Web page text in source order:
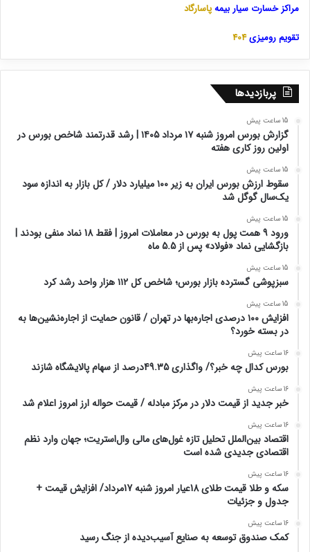
مراکز خسارت سیار بیمهپاسارگاد
تقویم رومیزی404
پربازدیدها
15 ساعت پیش
گزارش بورس امروز شنبه ۱۷ مرداد ۱۴۰۵ | رشد قدرتمند شاخص بورس در
اولین روز کاری هفته
15 ساعت پیش
سقوط ارزش بورس ایران به زیر ۱۰۰ میلیارد دلار / کل بازار به اندازه سود
یک‌سال گوگل شد
15 ساعت پیش
ورود 9 همت پول به بورس در معاملات امروز | فقط 18 نماد منفی بودند |
بازگشایی نماد «فولاد» پس از 5.5 ماه
15 ساعت پیش
سبزپوشی گسترده بازار بورس؛ شاخص کل ۱۱۲ هزار واحد رشد کرد
15 ساعت پیش
افزایش ۱۰۰ درصدی اجاره‌بها در تهران / قانون حمایت از اجاره‌نشین‌ها به
در بسته خورد؟
16 ساعت پیش
بورس کدال چه خبر؟/ واگذاری 49.35درصد از سهام پالایشگاه شازند
16 ساعت پیش
خبر جدید از قیمت دلار در مرکز مبادله / قیمت حواله ارز امروز اعلام شد
16 ساعت پیش
اقتصاد بین‌الملل تحلیل تازه غول‌های مالی وال‌استریت؛ جهان وارد نظم
اقتصادی جدیدی شده است
16 ساعت پیش
سکه و طلا قیمت طلای 18عیار امروز شنبه 17مرداد/ افزایش قیمت +
جدول و جزئیات
16 ساعت پیش
کمک صندوق توسعه به صنایع آسیب‌دیده از جنگ رسید